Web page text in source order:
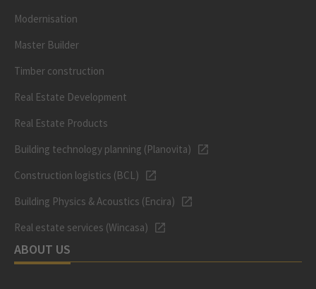
Modernisation
Master Builder
Timber construction
Real Estate Development
Real Estate Products
Building technology planning (Planovita)
Construction logistics (BCL)
Building Physics & Acoustics (Encira)
Real estate services (Wincasa)
ABOUT US